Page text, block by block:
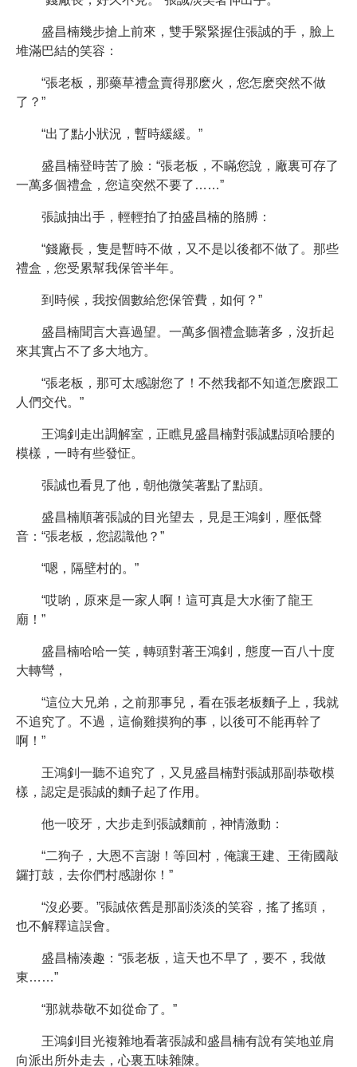
盛昌楠幾步搶上前來，雙手緊緊握住張誠的手，臉上
堆滿巴結的笑容：
“張老板，那藥草禮盒賣得那麽火，您怎麽突然不做
了？”
“出了點小狀況，暫時緩緩。”
盛昌楠登時苦了臉：“張老板，不瞞您說，廠裏可存了
一萬多個禮盒，您這突然不要了……”
張誠抽出手，輕輕拍了拍盛昌楠的胳膊：
“錢廠長，隻是暫時不做，又不是以後都不做了。那些
禮盒，您受累幫我保管半年。
到時候，我按個數給您保管費，如何？”
盛昌楠聞言大喜過望。一萬多個禮盒聽著多，沒折起
來其實占不了多大地方。
“張老板，那可太感謝您了！不然我都不知道怎麽跟工
人們交代。”
王鴻釗走出調解室，正瞧見盛昌楠對張誠點頭哈腰的
模樣，一時有些發怔。
張誠也看見了他，朝他微笑著點了點頭。
盛昌楠順著張誠的目光望去，見是王鴻釗，壓低聲
音：“張老板，您認識他？”
“嗯，隔壁村的。”
“哎喲，原來是一家人啊！這可真是大水衝了龍王
廟！”
盛昌楠哈哈一笑，轉頭對著王鴻釗，態度一百八十度
大轉彎，
“這位大兄弟，之前那事兒，看在張老板麵子上，我就
不追究了。不過，這偷雞摸狗的事，以後可不能再幹了
啊！”
王鴻釗一聽不追究了，又見盛昌楠對張誠那副恭敬模
樣，認定是張誠的麵子起了作用。
他一咬牙，大步走到張誠麵前，神情激動：
“二狗子，大恩不言謝！等回村，俺讓王建、王衛國敲
鑼打鼓，去你們村感謝你！”
“沒必要。”張誠依舊是那副淡淡的笑容，搖了搖頭，
也不解釋這誤會。
盛昌楠湊趣：“張老板，這天也不早了，要不，我做
東……”
“那就恭敬不如從命了。”
王鴻釗目光複雜地看著張誠和盛昌楠有說有笑地並肩
向派出所外走去，心裏五味雜陳。